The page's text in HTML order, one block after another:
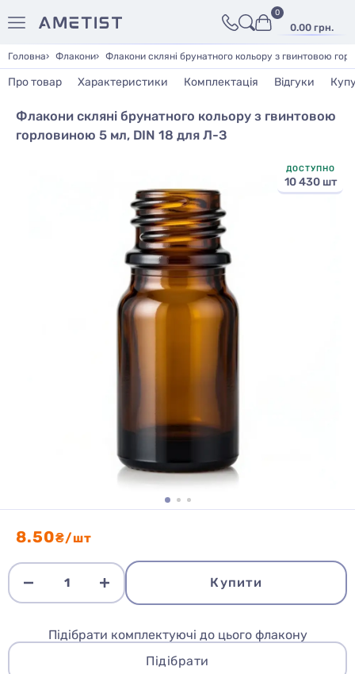
0.00 грн.
0
Головна Флакони Флакони скляні брунатного кольору з гвинтовою
Про товар Характеристики Комплектація Відгуки
Флакони скляні брунатного кольору з гвинтовою
горловиною 5 мл, DIN 18 для Л-З
ДОСТУПНО
10 430 шт
8.50₴/шт
Купити
Підібрати комплектуючі до цього флакону
Підібрати